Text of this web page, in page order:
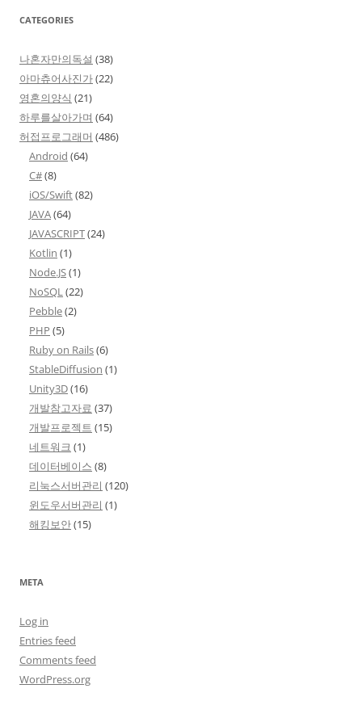
CATEGORIES
나혼자만의독설 (38)
아마츄어사진가(22)
영혼의양식 (21)
하루를살아가며 (64)
허접프로그래머 (486)
Android (64)
C#(8)
iOS/Swift(82)
JAVA(64)
JAVASCRIPT(24)
Kotlin (1)
Node.JS(1)
NoSQL(22)
Pebble(2)
PHP (5)
Ruby on Rails(6)
StableDiffusion (1)
Unity3D(16)
개발참고자료 (37)
개발프로젝트 (15)
네트워크 (1)
데이터베이스 (8)
리눅스서버관리 (120)
윈도우서버관리 (1)
해킹보안(15)
META
Log in
Entries feed
Comments feed
WordPress.org